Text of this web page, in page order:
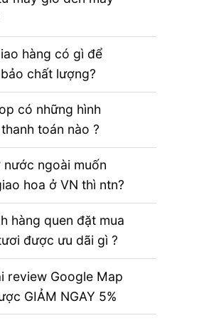
hàng có gì để
chất lượng?
có những hình
toán nào ?
nước ngoài muốn
hoa ở VN thì ntn?
hàng quen đặt mua
được ưu dãi gì ?
review Google Map
GIẢM NGAY 5%